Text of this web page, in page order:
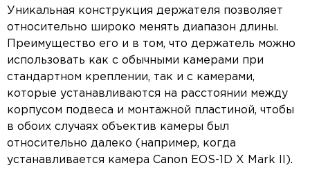
Уникальная конструкция держателя позволяет
относительно широко менять диапазон длины.
Преимущество его и в том, что держатель можно
использовать как с обычными камерами при
стандартном креплении, так и с камерами,
которые устанавливаются на расстоянии между
корпусом подвеса и монтажной пластиной, чтобы
в обоих случаях объектив камеры был
относительно далеко (например, когда
устанавливается камера Canon EOS-1D X Mark II).